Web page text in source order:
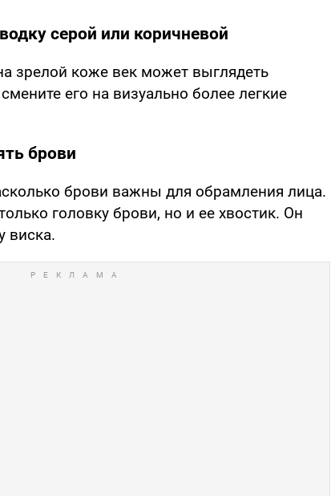
серой или коричневой
зрелой коже век может выглядеть
его на визуально более легкие
брови
брови важны для обрамления лица.
головку брови, но и ее хвостик. Он
виска.